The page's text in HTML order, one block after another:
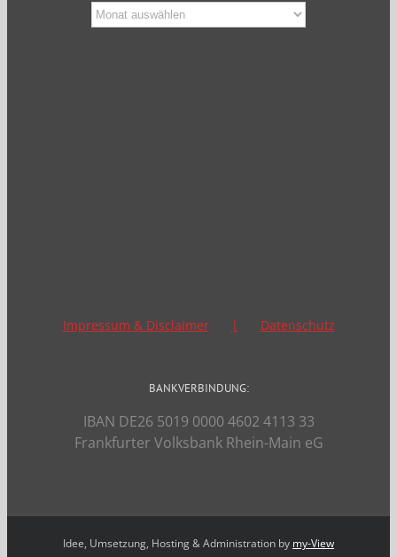
Blog
Archiv
Impressum & Disclaimer Datenschutz
BANKVERBINDUNG:
IBAN DE26 5019 0000 4602 4113 33
Frankfurter Volksbank Rhein-Main eG
Idee, Umsetzung, Hosting & Administration by my-View